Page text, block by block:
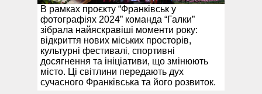
В рамках проєкту “Франківськ у
фотографіях 2024” команда “Галки”
зібрала найяскравіші моменти року:
відкриття нових міських просторів,
культурні фестивалі, спортивні
досягнення та ініціативи, що змінюють
місто. Ці світлини передають дух
сучасного Франківська та його розвиток.